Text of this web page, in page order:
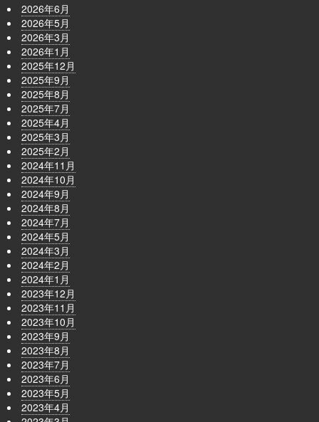
2026年6月
2026年5月
2026年3月
2026年1月
2025年12月
2025年9月
2025年8月
2025年7月
2025年4月
2025年3月
2025年2月
2024年11月
2024年10月
2024年9月
2024年8月
2024年7月
2024年5月
2024年3月
2024年2月
2024年1月
2023年12月
2023年11月
2023年10月
2023年9月
2023年8月
2023年7月
2023年6月
2023年5月
2023年4月